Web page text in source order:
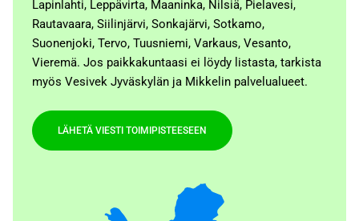
Lapinlahti, Leppävirta, Maaninka, Nilsiä, Pielavesi,
Rautavaara, Siilinjärvi, Sonkajärvi, Sotkamo,
Suonenjoki, Tervo, Tuusniemi, Varkaus, Vesanto,
Vieremä. Jos paikkakuntaasi ei löydy listasta, tarkista
myös Vesivek Jyväskylän ja Mikkelin palvelualueet.
LÄHETÄ VIESTI TOIMIPISTEESEEN